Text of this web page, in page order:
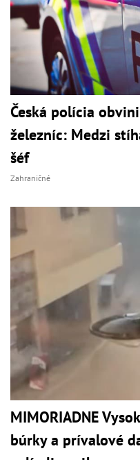
Česká polícia
železníc: Medzi
šéf
Zahraničné
MIMORIADNE
búrky a prívalové